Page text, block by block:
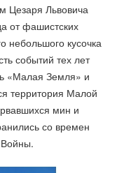
Цезаря Львовича
от фашистских
небольшого кусочка
событий тех лет
«Малая Земля» и
территория Малой
мин и
со времен